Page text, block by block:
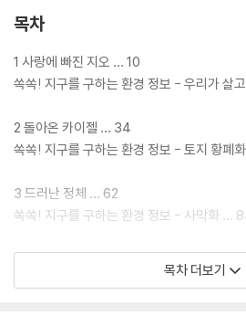
목차
1 사랑에 빠진 지오 … 10
쏙쏙! 지구를 구하는 환경 정보 - 우리가 살
2 돌아온 카이젤 … 34
쏙쏙! 지구를 구하는 환경 정보 - 토지 황폐
3 드러난 정체 … 62
쏙쏙! 지구를 구하는 환경 정보 - 사막화 …
4 공포의 산불 … 86
쏙쏙! 지구를 구하는 환경 정보 - 토지 황폐
목차 더보기